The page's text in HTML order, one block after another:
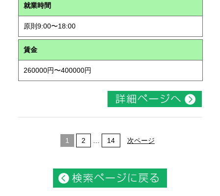
就業時間
原則9:00〜18:00
賃金
260000円〜400000円
1 2 14 次ページ